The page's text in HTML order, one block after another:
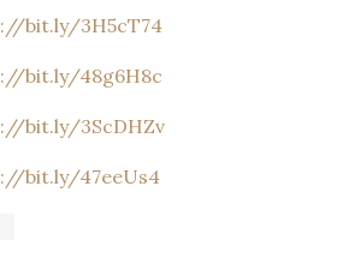
bit.ly/3H5cT74
bit.ly/48g6H8c
bit.ly/3ScDHZv
bit.ly/47eeUs4